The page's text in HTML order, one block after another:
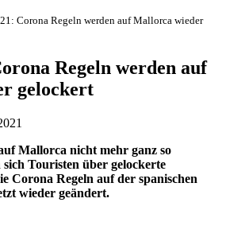
Corona Regeln werden auf Mallorca wieder
Regeln werden auf
gelockert
Mallorca nicht mehr ganz so
Touristen über gelockerte
Corona Regeln auf der spanischen
wieder geändert.